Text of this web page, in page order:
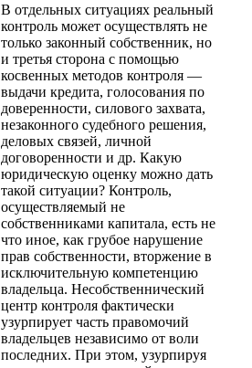
В отдельных ситуациях реальный
контроль может осуществлять не
только законный собственник, но
и третья сторона с помощью
косвенных методов контроля —
выдачи кредита, голосования по
доверенности, силового захвата,
незаконного судебного решения,
деловых связей, личной
договоренности и др. Какую
юридическую оценку можно дать
такой ситуации? Контроль,
осуществляемый не
собственниками капитала, есть не
что иное, как грубое нарушение
прав собственности, вторжение в
исключительную компетенцию
владельца. Несобственнический
центр контроля фактически
узурпирует часть правомочий
владельцев независимо от воли
последних. При этом, узурпируя